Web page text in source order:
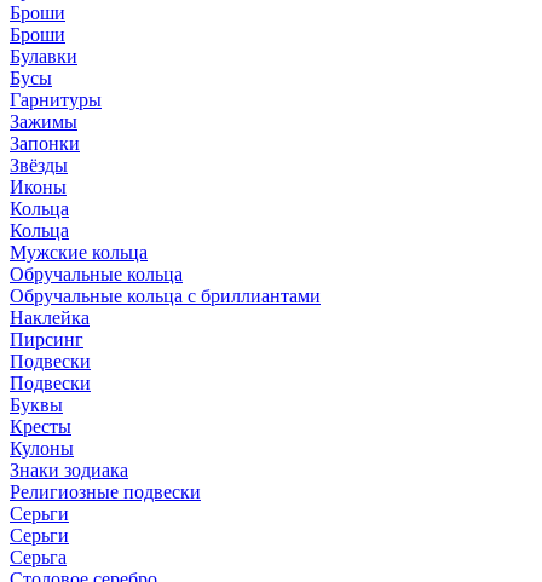
Броши
Броши
Булавки
Бусы
Гарнитуры
Зажимы
Запонки
Звёзды
Иконы
Кольца
Кольца
Мужские кольца
Обручальные кольца
Обручальные кольца с бриллиантами
Наклейка
Пирсинг
Подвески
Подвески
Буквы
Кресты
Кулоны
Знаки зодиака
Религиозные подвески
Серьги
Серьги
Серьга